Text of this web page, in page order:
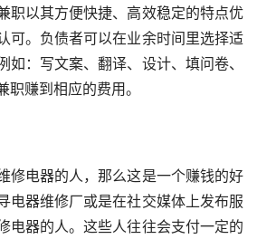
职以其方便快捷、高效稳定的特点优
可。负债者可以在业余时间里选择适
如：写文案、翻译、设计、填问卷、
赚到相应的费用。
修电器的人，那么这是一个赚钱的好
电器维修厂或是在社交媒体上发布服
电器的人。这些人往往会支付一定的